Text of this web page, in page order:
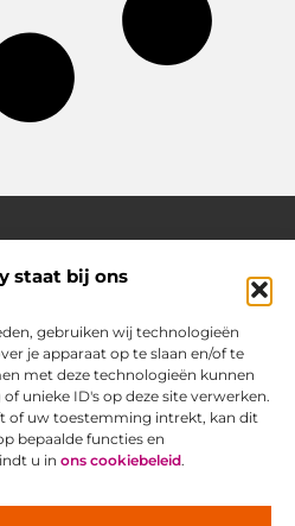
staat bij ons
gebruiken wij technologieën
je apparaat op te slaan en/of te
met deze technologieën kunnen
unieke ID's op deze site verwerken.
of uw toestemming intrekt, kan dit
bepaalde functies en
u in ons cookiebeleid.
en praktische tips
aan blogs en artikelen die je
bruikbare adviezen, slimme
om het beste uit